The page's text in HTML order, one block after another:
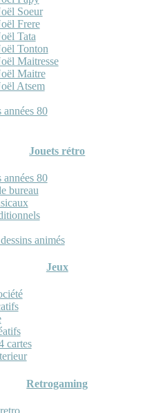
Soeur
Frere
Tata
Tonton
Maitresse
Maitre
Atsem
années 80
Jouets rétro
années 80
bureau
animés
Jeux
cartes
Retrogaming